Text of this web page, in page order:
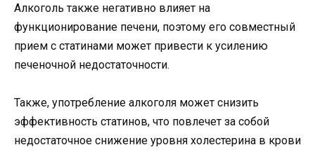
Алкоголь также негативно влияет на
функционирование печени, поэтому его совместный
прием с статинами может привести к усилению
печеночной недостаточности.
Также, употребление алкоголя может снизить
эффективность статинов, что повлечет за собой
недостаточное снижение уровня холестерина в крови